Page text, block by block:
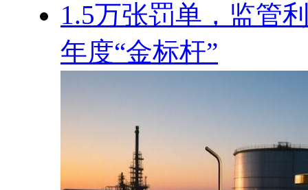
1.5万张罚单，监管
年度“金标杆”